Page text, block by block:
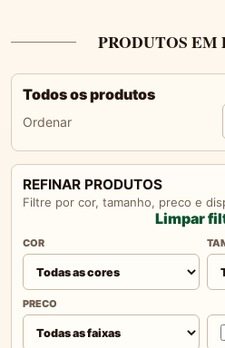
PRODUTOS EM
Todos os produtos
Ordenar
REFINAR PRODUTOS
Filtre por cor, tamanho, preco e
Limpar
COR
PRECO